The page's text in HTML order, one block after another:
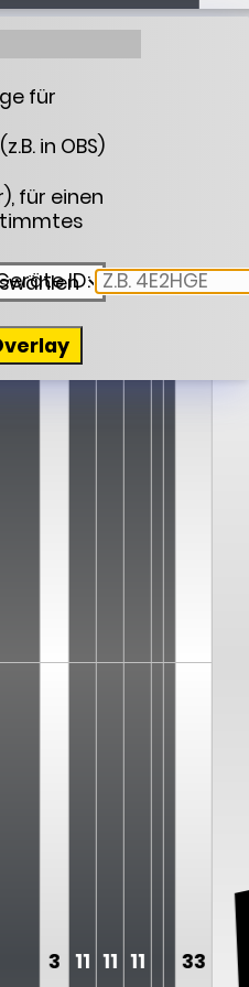
für
in OBS)
für einen
ID:
0 4
3 11 11 11 33